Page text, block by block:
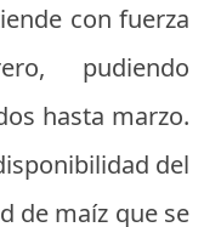
con fuerza
pudiendo
hasta marzo.
del
de maíz que se